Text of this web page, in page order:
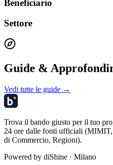
Beneficiario
Settore
Guide &
Vedi tutte le guide →
Trova il bando giusto per il tuo
24 ore dalle fonti ufficiali
di Commercio, Regioni).
Powered by diShine · Milano